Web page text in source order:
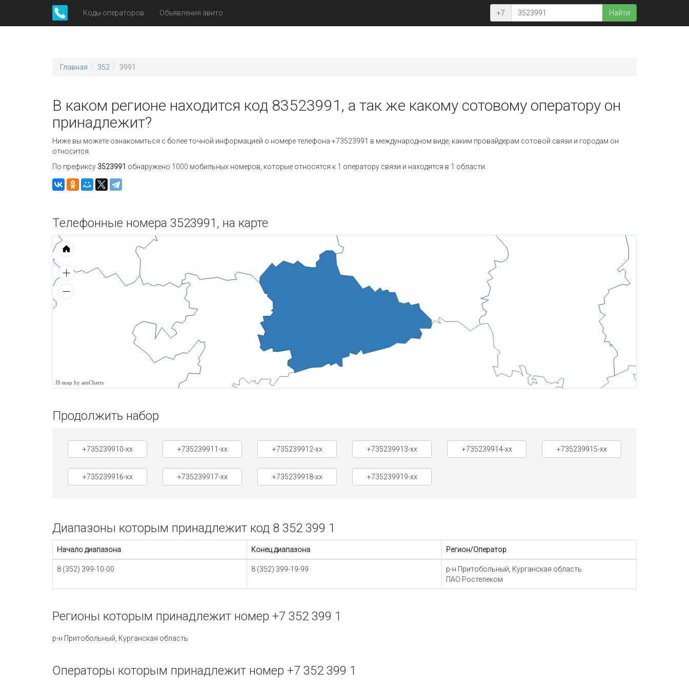
Коды операторов Объявления авито +7 Найти
Главная 352 3991
В каком регионе находится код 83523991, а так же какому сотовому оператору он
принадлежит?
Ниже вы можете ознакомиться с более точной информацией о номере телефона +73523991 в международном виде, каким провайдерам сотовой связи и городам он
относится.
По префиксу 3523991 обнаружено 1000 мобильных номеров, которые относятся к 1 оператору связи и находятся в 1 области.
Телефонные номера 3523991, на карте
JS map by amCharts
Продолжить набор
+735239910-xx +735239911-xx +735239912-xx +735239913-xx +735239914-xx +735239915-xx
+735239916-xx +735239917-xx +735239918-xx +735239919-xx
Диапазоны которым принадлежит код 8 352 399 1
Начало диапазона Конец диапазона Регион/Оператор
8 (352) 399-10-00 8 (352) 399-19-99
р-н Притобольный, Курганская область
ПАО Ростелеком
Регионы которым принадлежит номер +7 352 399 1
р-н Притобольный, Курганская область
Операторы которым принадлежит номер +7 352 399 1